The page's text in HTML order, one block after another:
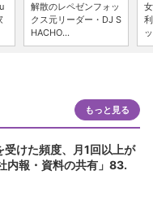
解散のレペゼンフォッ
クス元リーダー・DJ S
HACHO...
もっと見る
けた頻度、月1回以上が
報・資料の共有」83.